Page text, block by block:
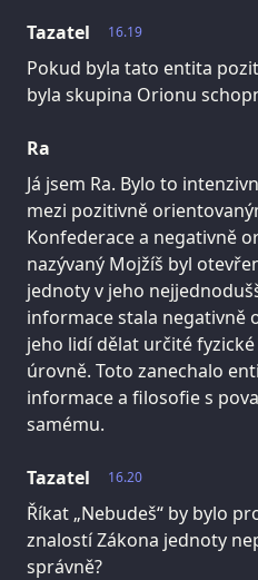
16.19
Tazatel
Pokud byla tato entita
byla skupina Orionu
Ra
Já jsem Ra. Bylo to
mezi pozitivně
Konfederace a negativně
nazývaný Mojžíš byl
jednoty v jeho
informace stala negativně
jeho lidí dělat určité
úrovně. Toto zanechalo
informace a filosofie s
samému.
16.20
Tazatel
Říkat „Nebudeš“ by bylo
znalostí Zákona jednoty
správně?